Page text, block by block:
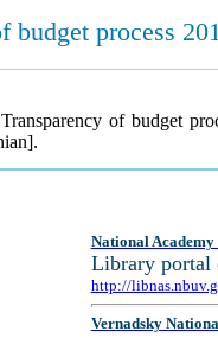
budget process
of budget
National Academy
Library portal
http://
Vernadsky